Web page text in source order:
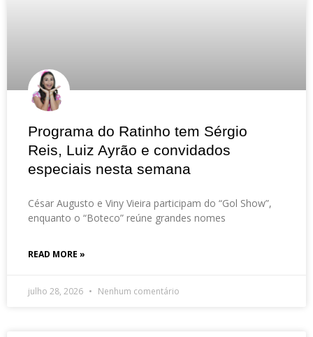
Programa do Ratinho tem Sérgio
Reis, Luiz Ayrão e convidados
especiais nesta semana
César Augusto e Viny Vieira participam do “Gol Show”,
enquanto o “Boteco” reúne grandes nomes
READ MORE »
julho 28, 2026 Nenhum comentário